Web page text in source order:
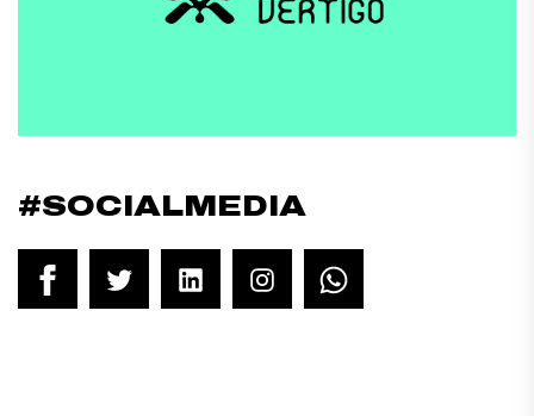
#SOCIALMEDIA
FacebookTwitter LinkedInInstagram